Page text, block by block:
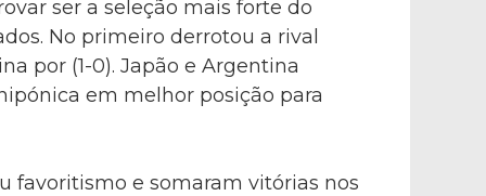
ser a seleção mais forte do
No primeiro derrotou a rival
por (1-0). Japão e Argentina
em melhor posição para
favoritismo e somaram vitórias nos